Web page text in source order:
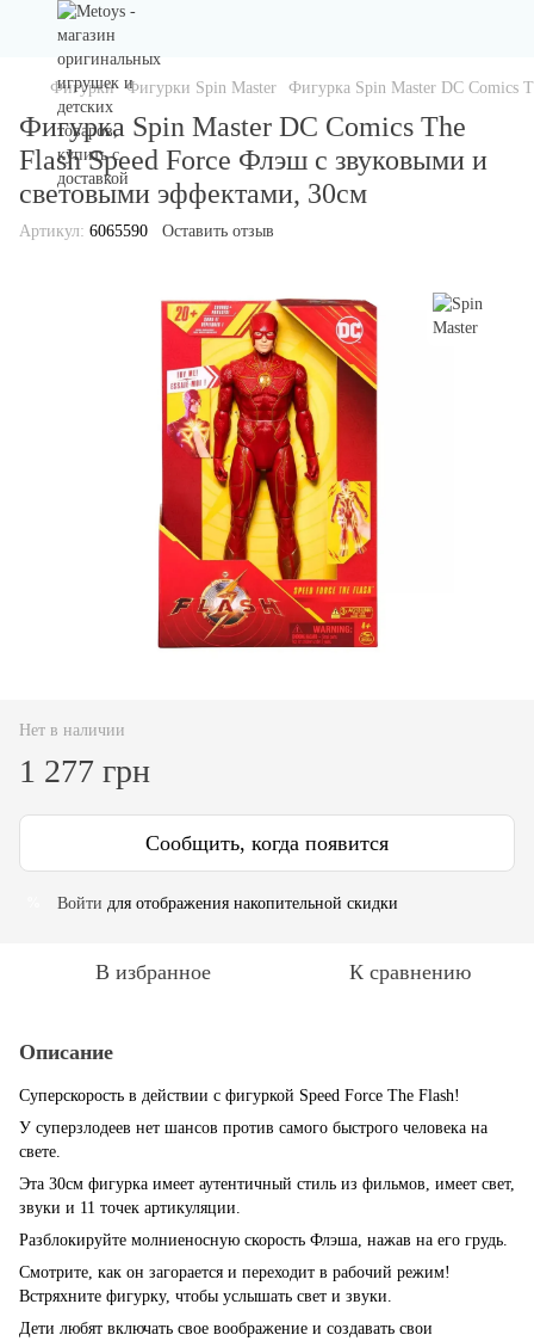
Фигурки Фигурки Spin Master Фигурка Spin Master DC Comics
Фигурка Spin Master DC Comics The
Flash Speed Force Флэш с звуковыми и
световыми эффектами, 30см
Артикул: 6065590 Оставить отзыв
Нет в наличии
1 277 грн
Сообщить, когда появится
Войти для отображения накопительной скидки
В избранное К сравнению
Описание
Суперскорость в действии с фигуркой Speed Force The Flash!
У суперзлодеев нет шансов против самого быстрого человека на
свете.
Эта 30см фигурка имеет аутентичный стиль из фильмов, имеет свет,
звуки и 11 точек артикуляции.
Разблокируйте молниеносную скорость Флэша, нажав на его грудь.
Смотрите, как он загорается и переходит в рабочий режим!
Встряхните фигурку, чтобы услышать свет и звуки.
Дети любят включать свое воображение и создавать свои